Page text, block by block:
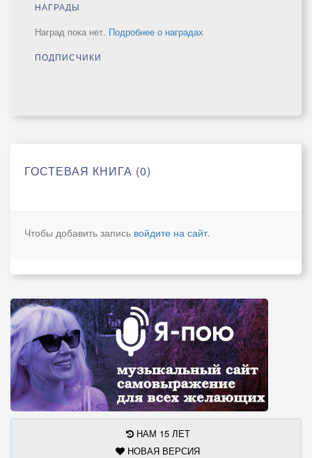
НАГРАДЫ
Наград пока нет. Подробнее о наградах
ПОДПИСЧИКИ
ГОСТЕВАЯ КНИГА (0)
Чтобы добавить запись войдите на сайт.
НАМ 15 ЛЕТ
НОВАЯ ВЕРСИЯ